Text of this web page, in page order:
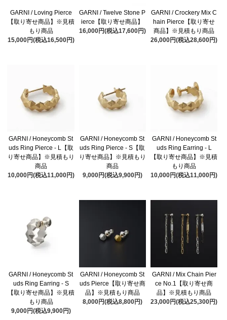
GARNI / Loving Pierce
【取り寄せ商品】※見積
もり商品
15,000円(税込16,500円)
GARNI / Twelve Stone P
ierce【取り寄せ商品】
16,000円(税込17,600円)
GARNI / Crockery Mix C
hain Pierce【取り寄せ
商品】※見積もり商品
26,000円(税込28,600円)
GARNI / Honeycomb St
uds Ring Pierce - L【取
り寄せ商品】※見積もり
商品
10,000円(税込11,000円)
GARNI / Honeycomb St
uds Ring Pierce - S【取
り寄せ商品】※見積もり
商品
9,000円(税込9,900円)
GARNI / Honeycomb St
uds Ring Earring - L
【取り寄せ商品】※見積
もり商品
10,000円(税込11,000円)
GARNI / Honeycomb St
uds Ring Earring - S
【取り寄せ商品】※見積
もり商品
9,000円(税込9,900円)
GARNI / Honeycomb St
uds Pierce【取り寄せ商
品】※見積もり商品
8,000円(税込8,800円)
GARNI / Mix Chain Pier
ce No.1【取り寄せ商
品】※見積もり商品
23,000円(税込25,300円)